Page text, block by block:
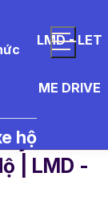
LMD - LET
ME DRIVE
hộ- Tin
| LMD -